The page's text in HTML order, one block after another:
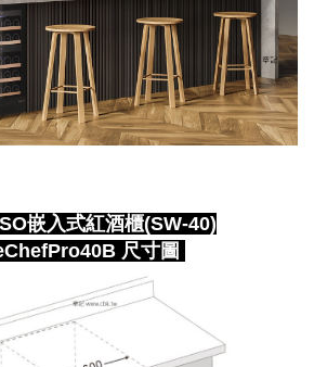
嵌入式紅酒櫃(SW-40)
尺寸圖